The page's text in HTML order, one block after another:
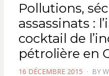
Pollutions,
assassinats :
cocktail de
pétrolière en
POSTED
16 DÉCEMBRE 2015 BY